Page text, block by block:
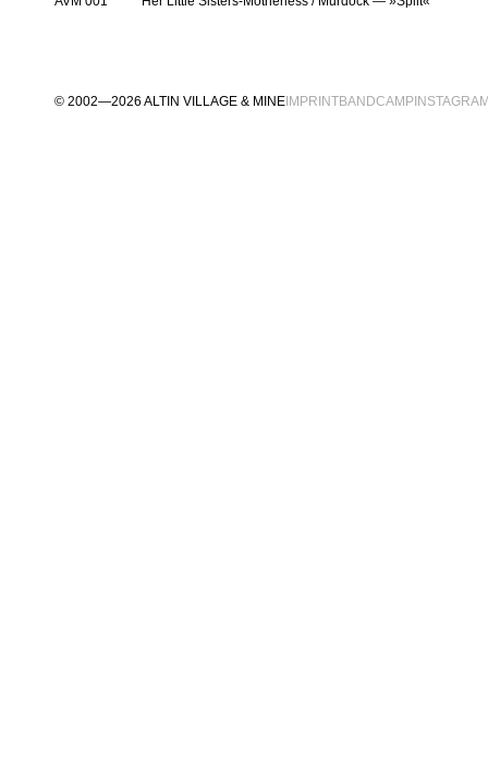
© 2002—2026 ALTIN VILLAGE & MINE IMPRINTBANDCAMP